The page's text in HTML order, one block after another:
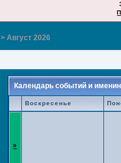
> Август 2026
Календарь событий и
Воскресенье
»